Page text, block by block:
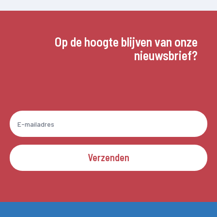
Op de hoogte blijven van onze
nieuwsbrief?
Verzenden